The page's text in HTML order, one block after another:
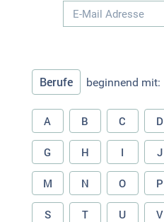
Berufe beginnend mit:
A B C D
G H I J
M N O P
S T U V